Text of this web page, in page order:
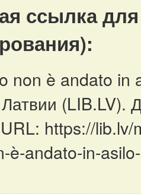
ссылка
non è andato in
(LIB.LV).
https://lib.lv/
è-andato-in-